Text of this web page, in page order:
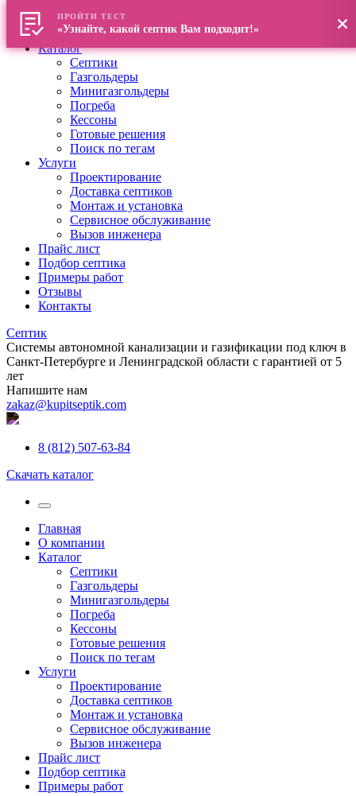
Главная
О компании
Каталог
Септики
Газгольдеры
Минигазгольдеры
Погреба
Кессоны
Готовые решения
Поиск по тегам
Услуги
Проектирование
Доставка септиков
Монтаж и установка
Сервисное обслуживание
Вызов инженера
Прайс лист
Подбор септика
Примеры работ
Отзывы
Контакты
Септик
Системы автономной канализации и газификации под ключ в
Санкт-Петербурге и Ленинградской области с гарантией от 5
лет
Напишите нам
zakaz@kupitseptik.com
8 (812) 507-63-84
Скачать каталог
Главная
О компании
Каталог
Септики
Газгольдеры
Минигазгольдеры
Погреба
Кессоны
Готовые решения
Поиск по тегам
Услуги
Проектирование
Доставка септиков
Монтаж и установка
Сервисное обслуживание
Вызов инженера
Прайс лист
Подбор септика
Примеры работ
ПРОЙТИ ТЕСТ
«Узнайте, какой септик Вам подходит!»